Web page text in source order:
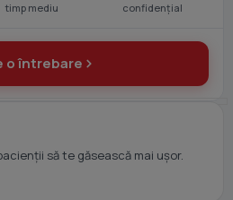
timp mediu confidențial
o întrebare
să te găsească mai ușor.